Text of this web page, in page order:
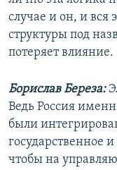
случае и он, и вся
структуры под
потеряет влияние.
Борислав Береза:
Ведь Россия
были
государственное
чтобы на